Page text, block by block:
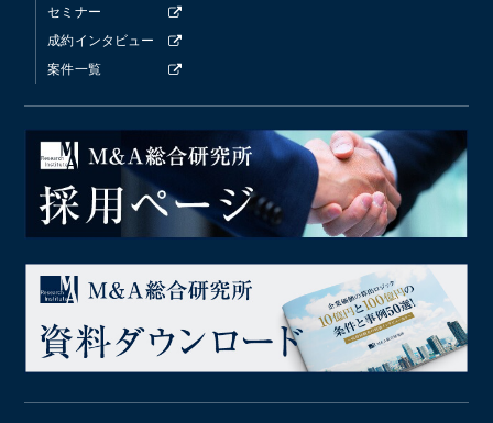
セミナー
成約インタビュー
案件一覧